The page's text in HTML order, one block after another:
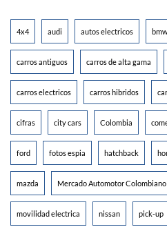
4x4 audi autos electricos bmw
carros antiguos carros de alta gama
carros electricos carros hibridos
cifras city cars Colombia
ford fotos espia hatchback
mazda Mercado Automotor Colombiano
movilidad electrica nissan pick-up